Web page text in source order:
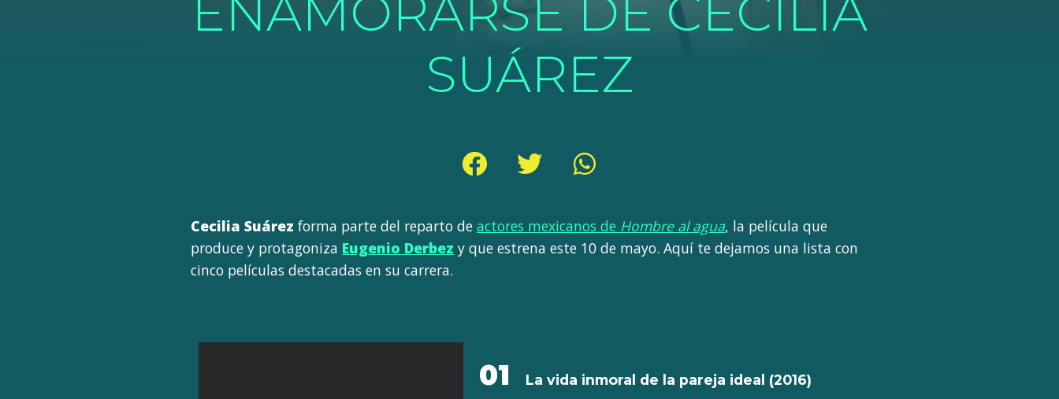
ENAMORARSE DE CECILIA
SUÁREZ
Cecilia Suárez forma parte del reparto de actores mexicanos de Hombre al agua, la película que
produce y protagoniza Eugenio Derbez y que estrena este 10 de mayo. Aquí te dejamos una lista con
cinco películas destacadas en su carrera.
01 La vida inmoral de la pareja ideal (2016)